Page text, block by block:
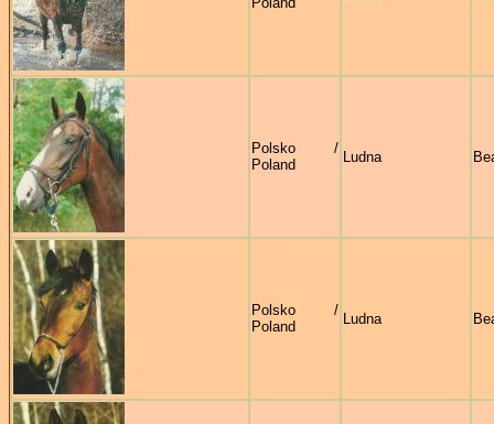
Polsko /
Poland
Ludna
Polsko /
Poland
Ludna